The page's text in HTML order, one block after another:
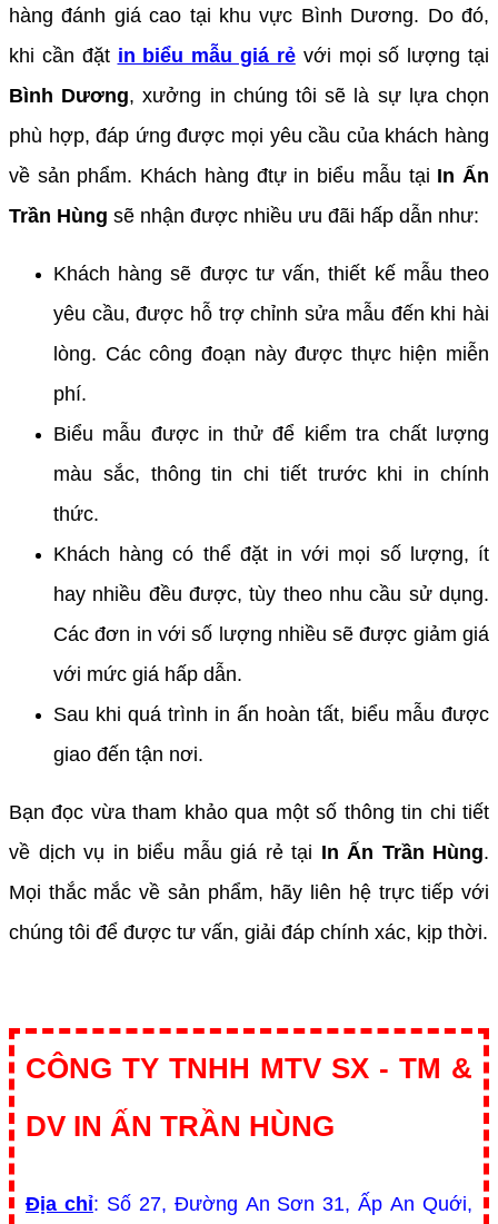
hàng đánh giá cao tại khu vực Bình Dương. Do đó,
khi cần đặt in biểu mẫu giá rẻvới mọi số lượng tại
Bình Dương, xưởng in chúng tôi sẽ là sự lựa chọn
phù hợp, đáp ứng được mọi yêu cầu của khách hàng
về sản phẩm. Khách hàng đtự in biểu mẫu tại In Ấn
Trần Hùng sẽ nhận được nhiều ưu đãi hấp dẫn như:
Khách hàng sẽ được tư vấn, thiết kế mẫu theo
yêu cầu, được hỗ trợ chỉnh sửa mẫu đến khi hài
lòng. Các công đoạn này được thực hiện miễn
phí.
Biểu mẫu được in thử để kiểm tra chất lượng
màu sắc, thông tin chi tiết trước khi in chính
thức.
Khách hàng có thể đặt in với mọi số lượng, ít
hay nhiều đều được, tùy theo nhu cầu sử dụng.
Các đơn in với số lượng nhiều sẽ được giảm giá
với mức giá hấp dẫn.
Sau khi quá trình in ấn hoàn tất, biểu mẫu được
giao đến tận nơi.
Bạn đọc vừa tham khảo qua một số thông tin chi tiết
về dịch vụ in biểu mẫu giá rẻ tại In Ấn Trần Hùng.
Mọi thắc mắc về sản phẩm, hãy liên hệ trực tiếp với
chúng tôi để được tư vấn, giải đáp chính xác, kịp thời.
CÔNG TY TNHH MTV SX - TM &
DV IN ẤN TRẦN HÙNG
Địa chỉ: Số 27, Đường An Sơn 31, Ấp An Quới,